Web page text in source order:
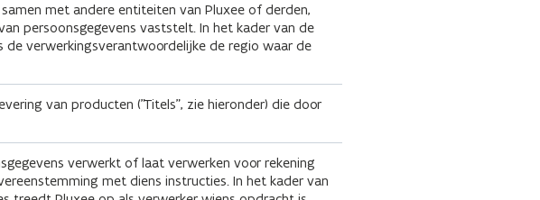
met andere entiteiten van Pluxee of derden,
persoonsgegevens vaststelt. In het kader van de
verwerkingsverantwoordelijke de regio waar de
van producten ("Titels", zie hieronder) die door
verwerkt of laat verwerken voor rekening
met diens instructies. In het kader van